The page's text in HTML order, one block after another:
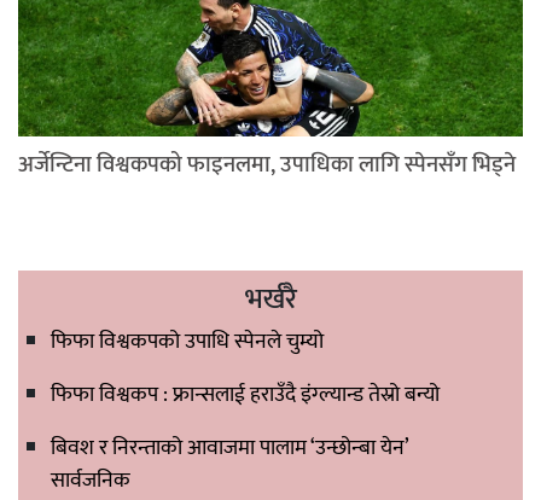
अर्जेन्टिना विश्वकपको फाइनलमा, उपाधिका लागि स्पेनसँग भिड्ने
भर्खरै
फिफा विश्वकपको उपाधि स्पेनले चुम्यो
फिफा विश्वकप : फ्रान्सलाई हराउँदै इंग्ल्यान्ड तेस्रो बन्यो
बिवश र निरन्ताको आवाजमा पालाम ‘उन्छोन्बा येन’
सार्वजनिक